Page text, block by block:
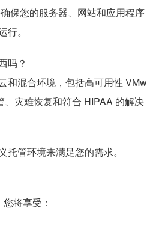
保您的服务器、网站和应用程序
。
吗？
和混合环境，包括高可用性 VMw
、灾难恢复和符合 HIPAA 的解决
管环境来满足您的需求。
将享受：